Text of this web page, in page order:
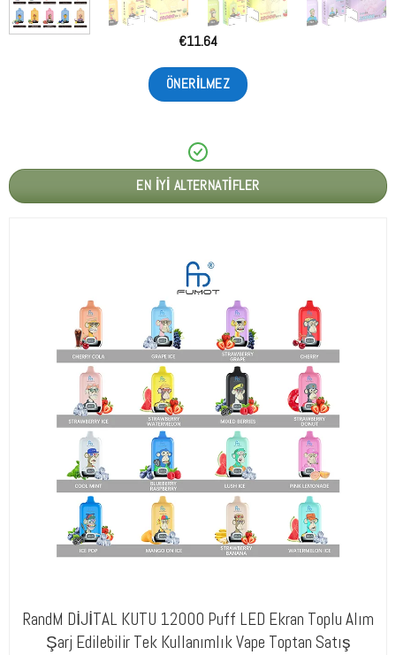
€11.64
ÖNERILMEZ
EN İYI ALTERNATIFLER
RandM DİJİTAL KUTU 12000 Puff LED Ekran Toplu Alım
Şarj Edilebilir Tek Kullanımlık Vape Toptan Satış